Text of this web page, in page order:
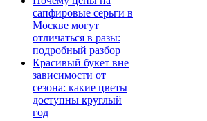
сапфировые серьги в
Москве могут
отличаться в разы:
подробный разбор
Красивый букет вне
зависимости от
сезона: какие цветы
доступны круглый
год